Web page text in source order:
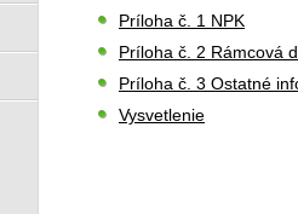
Príloha č. 1 NPK
Príloha č. 2 Rámcová
Príloha č. 3 Ostatné
Vysvetlenie